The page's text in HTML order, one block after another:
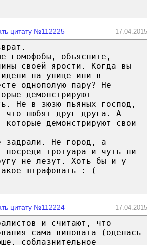
цитату №112225 17.04.2015
гомофобы, объясните,
своей ярости. Когда вы
на улице или в
однополую пару? Не
демонстрируют
Не в зюзю пьяных господ,
что любят друг друга. А
которые демонстрируют свои
задрали. Не город, а
посреди тротуара и чуть ли
не лезут. Хоть бы и у
штрафовать :-(
цитату №112224 17.04.2015
и считают, что
сама виновата (оделась
соблазнительное